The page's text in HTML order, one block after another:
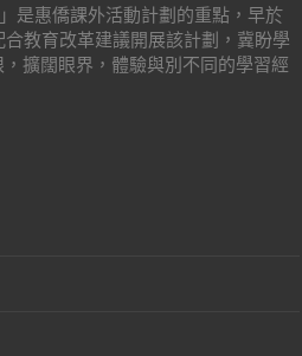
」是惠僑課外活動計劃的重點，早於
教育改革建議開展該計劃，冀盼學
擴闊眼界，體驗與別不同的學習經